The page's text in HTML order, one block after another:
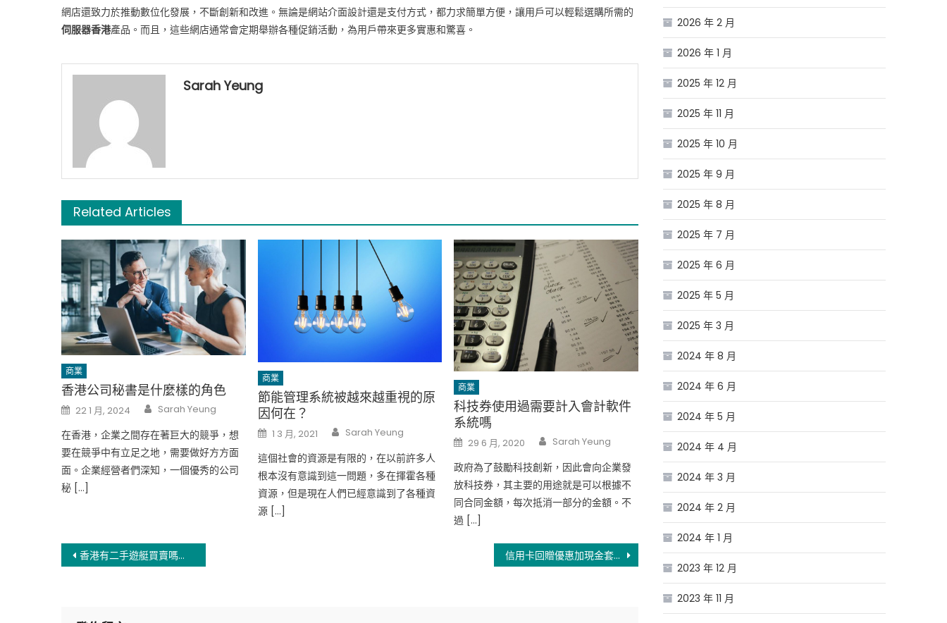
網店還致力於推動數位化發展，不斷創新和改進。無論是網站介面設計還是支付方式，都力求簡單方便，讓用戶可以輕鬆選購所需的
伺服器香港產品。而且，這些網店通常會定期舉辦各種促銷活動，為用戶帶來更多實惠和驚喜。
Sarah Yeung
Related Articles
商業
香港公司秘書是什麼樣的角色
Posted
on
22 1 月, 2024 Author
Sarah Yeung
在香港，企業之間存在著巨大的競爭，想
要在競爭中有立足之地，需要做好方方面
面。企業經營者們深知，一個優秀的公司
秘 […]
商業
節能管理系統被越來越重視的原
因何在？
Posted
on
1 3 月, 2021 Author
Sarah Yeung
這個社會的資源是有限的，在以前許多人
根本沒有意識到這一問題，多在揮霍各種
資源，但是現在人們已經意識到了各種資
源 […]
商業
科技券使用過需要計入會計軟件
系統嗎
Posted
on
29 6 月, 2020 Author
Sarah Yeung
政府為了鼓勵科技創新，因此會向企業發
放科技券，其主要的用途就是可以根據不
同合同金額，每次抵消一部分的金額。不
過 […]
文香港有二手遊艇買賣嗎，如何尋找心儀的豪華水上玩具 信用卡回贈優惠加現金套現有多重驚喜
2026 年 2 月
2026 年 1 月
2025 年 12 月
2025 年 11 月
2025 年 10 月
2025 年 9 月
2025 年 8 月
2025 年 7 月
2025 年 6 月
2025 年 5 月
2025 年 3 月
2024 年 8 月
2024 年 6 月
2024 年 5 月
2024 年 4 月
2024 年 3 月
2024 年 2 月
2024 年 1 月
2023 年 12 月
2023 年 11 月